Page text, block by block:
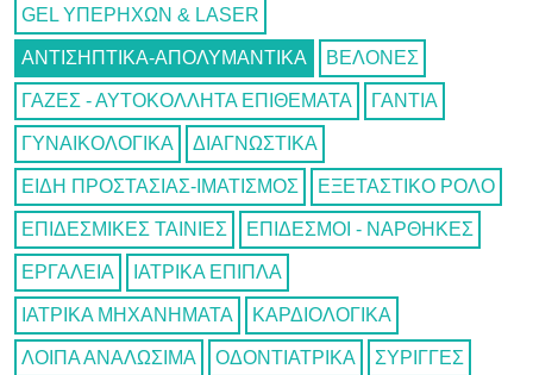
GEL ΥΠΕΡΗΧΩΝ & LASER
ΑΝΤΙΣΗΠΤΙΚΑ-ΑΠΟΛΥΜΑΝΤΙΚΑ ΒΕΛΟΝΕΣ
ΓΑΖΕΣ - ΑΥΤΟΚΟΛΛΗΤΑ ΕΠΙΘΕΜΑΤΑ ΓΑΝΤΙΑ
ΓΥΝΑΙΚΟΛΟΓΙΚΑ ΔΙΑΓΝΩΣΤΙΚΑ
ΕΙΔΗ ΠΡΟΣΤΑΣΙΑΣ-ΙΜΑΤΙΣΜΟΣ ΕΞΕΤΑΣΤΙΚΟ ΡΟΛΟ
ΕΠΙΔΕΣΜΙΚΕΣ ΤΑΙΝΙΕΣ ΕΠΙΔΕΣΜΟΙ - ΝΑΡΘΗΚΕΣ
ΕΡΓΑΛΕΙΑ ΙΑΤΡΙΚΑ ΕΠΙΠΛΑ
ΙΑΤΡΙΚΑ ΜΗΧΑΝΗΜΑΤΑ ΚΑΡΔΙΟΛΟΓΙΚΑ
ΛΟΙΠΑ ΑΝΑΛΩΣΙΜΑ ΟΔΟΝΤΙΑΤΡΙΚΑ ΣΥΡΙΓΓΕΣ